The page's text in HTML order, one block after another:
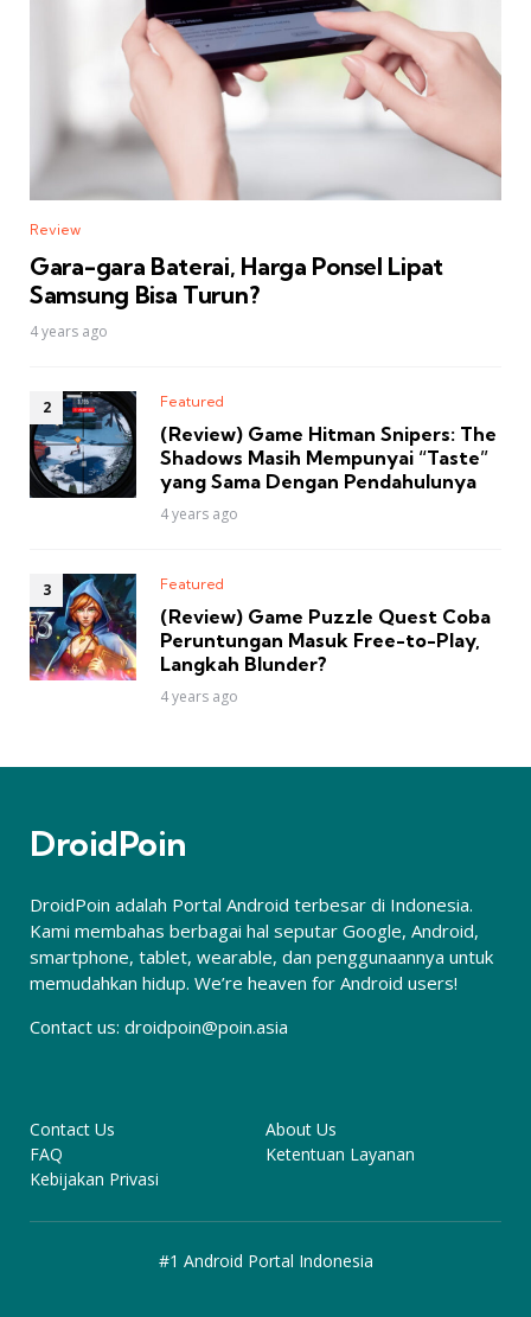
Review
Gara-gara Baterai, Harga Ponsel Lipat
Samsung Bisa Turun?
4 years ago
Featured
(Review) Game Hitman Snipers: The
Shadows Masih Mempunyai “Taste”
yang Sama Dengan Pendahulunya
4 years ago
Featured
(Review) Game Puzzle Quest Coba
Peruntungan Masuk Free-to-Play,
Langkah Blunder?
4 years ago
DroidPoin
DroidPoin adalah Portal Android terbesar di Indonesia.
Kami membahas berbagai hal seputar Google, Android,
smartphone, tablet, wearable, dan penggunaannya untuk
memudahkan hidup. We’re heaven for Android users!
Contact us: droidpoin@poin.asia
Contact Us
About Us
FAQ
Ketentuan Layanan
Kebijakan Privasi
#1 Android Portal Indonesia